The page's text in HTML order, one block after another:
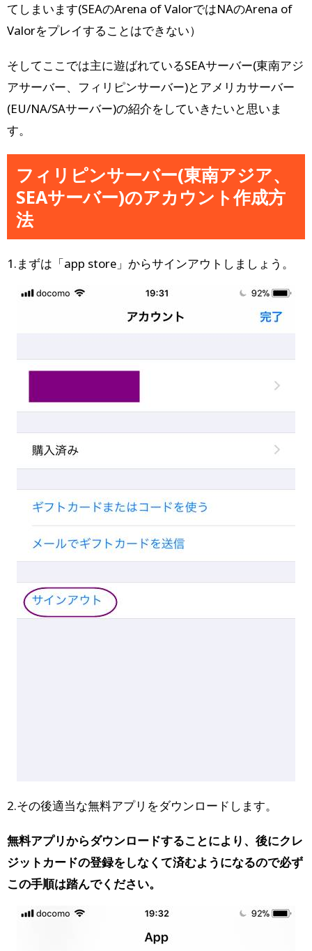
てしまいます(SEAのArena of ValorではNAのArena of
Valorをプレイすることはできない）
そしてここでは主に遊ばれているSEAサーバー(東南アジ
アサーバー、フィリピンサーバー)とアメリカサーバー
(EU/NA/SAサーバー)の紹介をしていきたいと思いま
す。
フィリピンサーバー(東南アジア、
SEAサーバー)のアカウント作成方
法
1.まずは「app store」からサインアウトしましょう。
2.その後適当な無料アプリをダウンロードします。
無料アプリからダウンロードすることにより、後にクレ
ジットカードの登録をしなくて済むようになるので必ず
この手順は踏んでください。